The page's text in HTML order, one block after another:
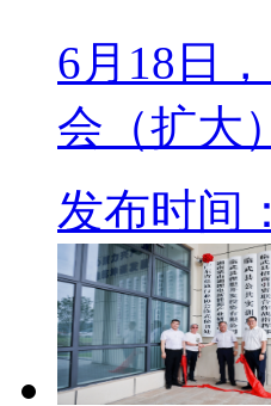
6月18日
会（扩大
发布时间